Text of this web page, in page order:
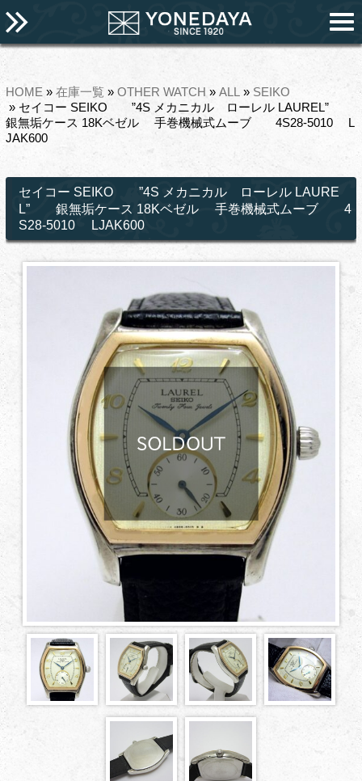
HOME » 在庫一覧 » OTHER WATCH » ALL » SEIKO
» セイコー SEIKO ”4S メカニカル ローレル LAUREL”
銀無垢ケース 18Kベゼル 手巻機械式ムーブ 4S28-5010 L
JAK600
セイコー SEIKO ”4S メカニカル ローレル LAURE
L” 銀無垢ケース 18Kベゼル 手巻機械式ムーブ 4
S28-5010 LJAK600